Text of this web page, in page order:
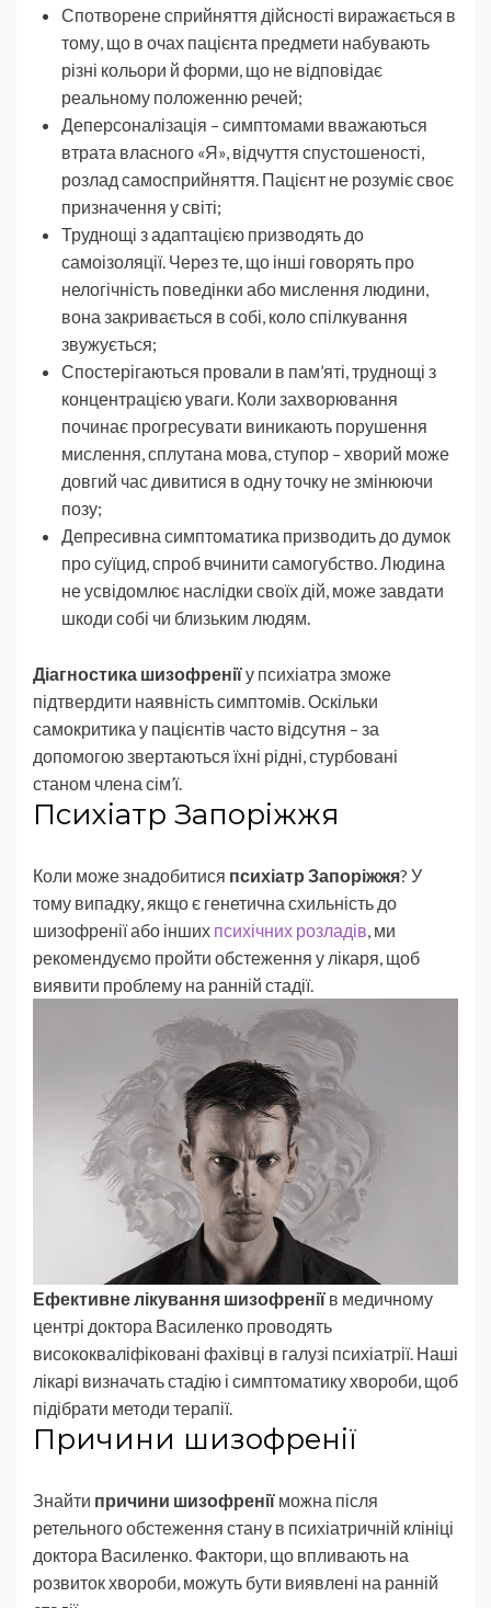
Спотворене сприйняття дійсності виражається в
тому, що в очах пацієнта предмети набувають
різні кольори й форми, що не відповідає
реальному положенню речей;
Деперсоналізація – симптомами вважаються
втрата власного «Я», відчуття спустошеності,
розлад самосприйняття. Пацієнт не розуміє своє
призначення у світі;
Труднощі з адаптацією призводять до
самоізоляції. Через те, що інші говорять про
нелогічність поведінки або мислення людини,
вона закривається в собі, коло спілкування
звужується;
Спостерігаються провали в пам’яті, труднощі з
концентрацією уваги. Коли захворювання
починає прогресувати виникають порушення
мислення, сплутана мова, ступор – хворий може
довгий час дивитися в одну точку не змінюючи
позу;
Депресивна симптоматика призводить до думок
про суїцид, спроб вчинити самогубство. Людина
не усвідомлює наслідки своїх дій, може завдати
шкоди собі чи близьким людям.
Діагностика шизофреніїу психіатра зможе
підтвердити наявність симптомів. Оскільки
самокритика у пацієнтів часто відсутня – за
допомогою звертаються їхні рідні, стурбовані
станом члена сім’ї.
Психіатр Запоріжжя
Коли може знадобитися психіатр Запоріжжя? У
тому випадку, якщо є генетична схильність до
шизофренії або інших психічних розладів, ми
рекомендуємо пройти обстеження у лікаря, щоб
виявити проблему на ранній стадії.
Ефективне лікування шизофренії в медичному
центрі доктора Василенко проводять
висококваліфіковані фахівці в галузі психіатрії. Наші
лікарі визначать стадію і симптоматику хвороби, щоб
підібрати методи терапії.
Причини шизофренії
Знайти причини шизофренії можна після
ретельного обстеження стану в психіатричній клініці
доктора Василенко. Фактори, що впливають на
розвиток хвороби, можуть бути виявлені на ранній